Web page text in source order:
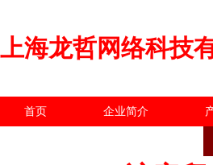
上海龙哲网络科技
首页 企业简介